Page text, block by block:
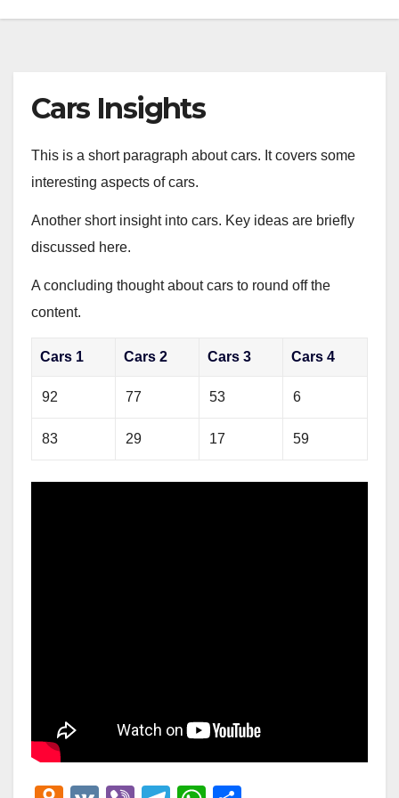
Cars Insights
This is a short paragraph about cars. It covers some
interesting aspects of cars.
Another short insight into cars. Key ideas are briefly
discussed here.
A concluding thought about cars to round off the
content.
Cars 1 Cars 2 Cars 3 Cars 4
92 77 53 6
83 29 17 59